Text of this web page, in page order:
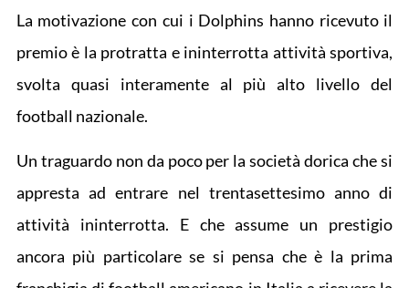
La motivazione con cui i Dolphins hanno ricevuto il
premio è la protratta e ininterrotta attività sportiva,
svolta quasi interamente al più alto livello del
football nazionale.
Un traguardo non da poco per la società dorica che si
appresta ad entrare nel trentasettesimo anno di
attività ininterrotta. E che assume un prestigio
ancora più particolare se si pensa che è la prima